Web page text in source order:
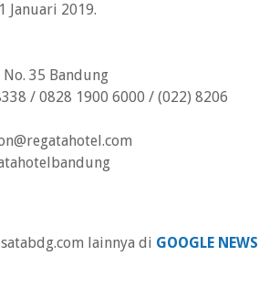
Januari 2019.
35 Bandung
/ 0828 1900 6000 / (022) 8206
lainnya di GOOGLE NEWS